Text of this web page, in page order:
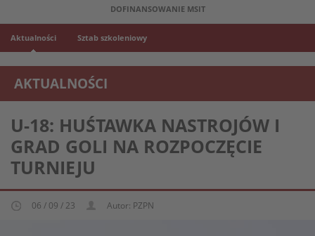
DOFINANSOWANIE MSIT
Aktualności Sztab szkoleniowy
AKTUALNOŚCI
REPREZENTACJA MŁODZIEŻOWA U-18
U-18: HUŚTAWKA NASTROJÓW I
GRAD GOLI NA ROZPOCZĘCIE
TURNIEJU
06 / 09 / 23 Autor: PZPN